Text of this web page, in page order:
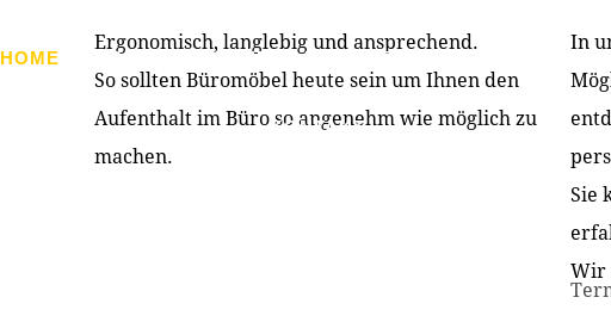
HOME PRODUKTE ÜBER UNS PARTNER &
KONTAKT
Ergonomisch, langlebig und ansprechend.
So sollten Büromöbel heute sein um Ihnen den
Aufenthalt im Büro so angenehm wie möglich zu
machen.
In
Sie
Wir